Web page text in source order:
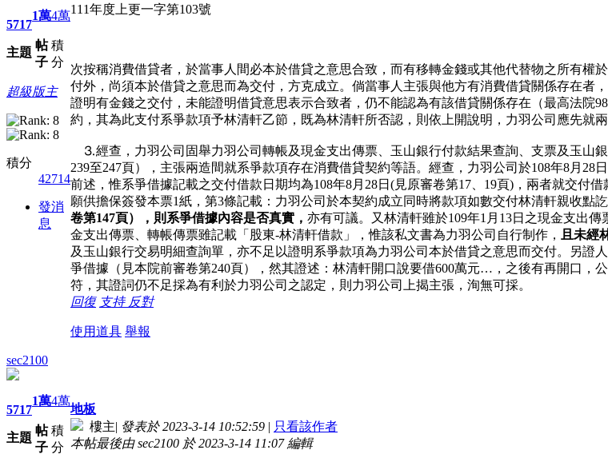
5717
主題
1萬
帖
子
4萬
積
分
超級版主
積分
42714
發消
息
111年度上更一字第103號
次按稱消費借貸者，於當事人間必本於借貸之意思合致，而有移轉金錢或其他代替物之所有
付外，尚須本於借貸之意思而為交付，方克成立。倘當事人主張與他方有消費借貸關係存在
證明有金錢之交付，未能證明借貸意思表示合致者，仍不能認為有該借貸關係存在（最高法院
約，其為此支付系爭款項予林清軒乙節，既為林清軒所否認，則依上開說明，力羽公司應先就
⒊經查，力羽公司固舉力羽公司轉帳及現金支出傳票、玉山銀行付款結果查詢、支票及玉山
239至247頁），主張兩造間就系爭款項存在消費借貸契約等語。經查，力羽公司於108年8月28
前述，惟系爭借據記載之交付借款日期均為108年8月28日(見原審卷第17、19頁)，兩者就交付
願供擔保簽發本票1紙，第3條記載：力羽公司於本契約成立同時將款項如數交付林清軒親收點
卷第147頁），則系爭借據內容是否真實， 亦有可議。又林清軒雖於109年1月13日之現金支出
金支出傳票、轉帳傳票雖記載「股東-林清軒借款」，惟該私文書為力羽公司自行制作，
且未經
及玉山銀行交易明細查詢單，亦不足以證明系爭款項為力羽公司本於借貸之意思而交付。另
爭借據（見本院前審卷第240頁），然其證述：林清軒開口說要借600萬元…，之後有再開口，
符，其證詞仍不足採為有利於力羽公司之認定，則力羽公司上揭主張，洵無可採。
回復 支持 反對
使用道具 舉報
sec2100
5717
主題
1萬
帖
子
4萬
積
分
地板
樓主| 發表於 2023-3-14 10:52:59 | 只看該作者
本帖最後由 sec2100 於 2023-3-14 11:07 編輯